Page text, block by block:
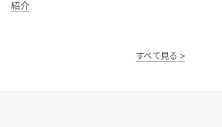
紹介
すべて見る